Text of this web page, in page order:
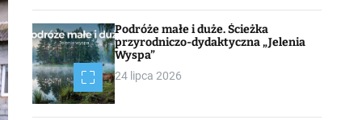
Podróże małe i duże. Ścieżka
przyrodniczo-dydaktyczna „Jelenia
Wyspa”
24 lipca 2026